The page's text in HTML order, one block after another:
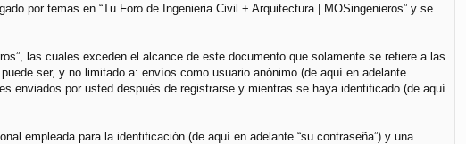
por temas en “Tu Foro de Ingenieria Civil + Arquitectura | MOSingenieros” y se
las cuales exceden el alcance de este documento que solamente se refiere a las
ser, y no limitado a: envíos como usuario anónimo (de aquí en adelante
enviados por usted después de registrarse y mientras se haya identificado (de aquí
empleada para la identificación (de aquí en adelante “su contraseña”) y una